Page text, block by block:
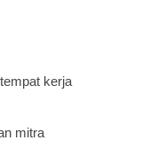
kerja
mitra